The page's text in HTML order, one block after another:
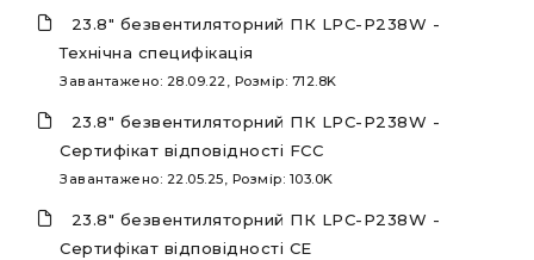
23.8" безвентиляторний ПК LPC-P238W -
Технічна специфікація
Завантажено: 28.09.22, Розмір: 712.8K
23.8" безвентиляторний ПК LPC-P238W -
Сертифікат відповідності FCC
Завантажено: 22.05.25, Розмір: 103.0K
23.8" безвентиляторний ПК LPC-P238W -
Сертифікат відповідності CE